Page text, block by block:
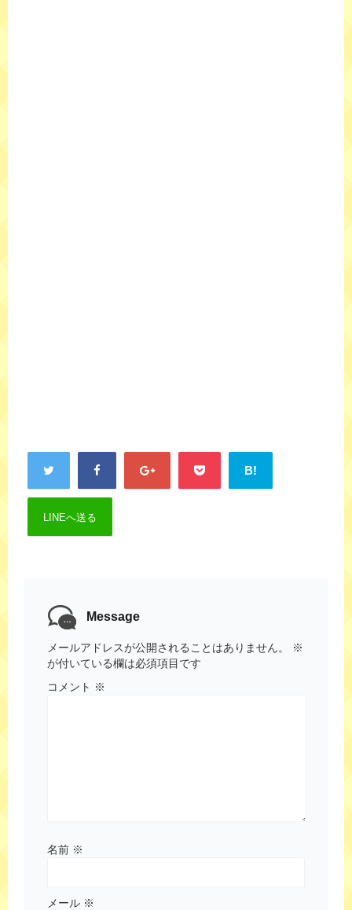
B!
LINEへ送る
Message
メールアドレスが公開されることはありません。
※
が付いている欄は必須項目です
コメント ※
名前 ※
メール ※